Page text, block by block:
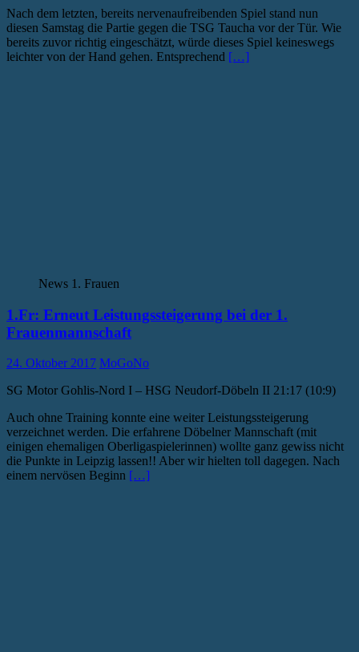
Nach dem letzten, bereits nervenaufreibenden Spiel stand nun
diesen Samstag die Partie gegen die TSG Taucha vor der Tür. Wie
bereits zuvor richtig eingeschätzt, würde dieses Spiel keineswegs
leichter von der Hand gehen. Entsprechend […]
News 1. Frauen
1.Fr: Erneut Leistungssteigerung bei der 1.
Frauenmannschaft
24. Oktober 2017 MoGoNo
SG Motor Gohlis-Nord I – HSG Neudorf-Döbeln II 21:17 (10:9)
Auch ohne Training konnte eine weiter Leistungssteigerung
verzeichnet werden. Die erfahrene Döbelner Mannschaft (mit
einigen ehemaligen Oberligaspielerinnen) wollte ganz gewiss nicht
die Punkte in Leipzig lassen!! Aber wir hielten toll dagegen. Nach
einem nervösen Beginn […]